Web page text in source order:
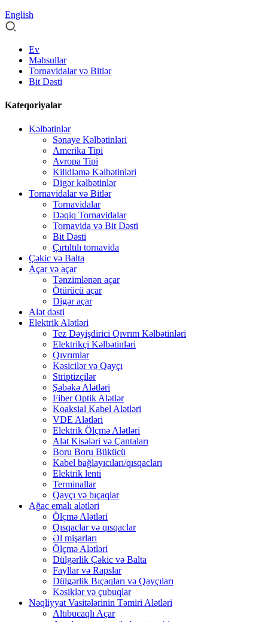
English
Ev
Məhsullar
Tornavidalar və Bitlər
Bit Dəsti
Kateqoriyalar
Kəlbətinlər
Sənaye Kəlbətinləri
Amerika Tipi
Avropa Tipi
Kilidləmə Kəlbətinləri
Digər kəlbətinlər
Tornavidalar və Bitlər
Tornavidalar
Dəqiq Tornavidalar
Tornavida və Bit Dəsti
Bit Dəsti
Çırtıltılı tornavida
Çəkic və Balta
Açar və açar
Tənzimlənən açar
Ötürücü açar
Digər açar
Alət dəsti
Elektrik Alətləri
Tez Dəyişdirici Qıvrım Kəlbətinləri
Elektrikçi Kəlbətinləri
Qıvrımlar
Kəsicilər və Qayçı
Striptizçilər
Şəbəkə Alətləri
Fiber Optik Alətlər
Koaksial Kabel Alətləri
VDE Alətləri
Elektrik Ölçmə Alətləri
Alət Kisələri və Çantaları
Boru Boru Bükücü
Kabel bağlayıcıları/qısqacları
Elektrik lenti
Terminallar
Qayçı və bıçaqlar
Ağac emalı alətləri
Ölçmə Alətləri
Qısqaclar və qısqaclar
Əl mişarları
Ölçmə Alətləri
Dülgərlik Çəkic və Balta
Fayllar və Rapslar
Dülgərlik Bıçaqları və Qayçıları
Kəsiklər və çubuqlar
Nəqliyyat Vasitələrinin Təmiri Alətləri
Altıbucaqlı Açar